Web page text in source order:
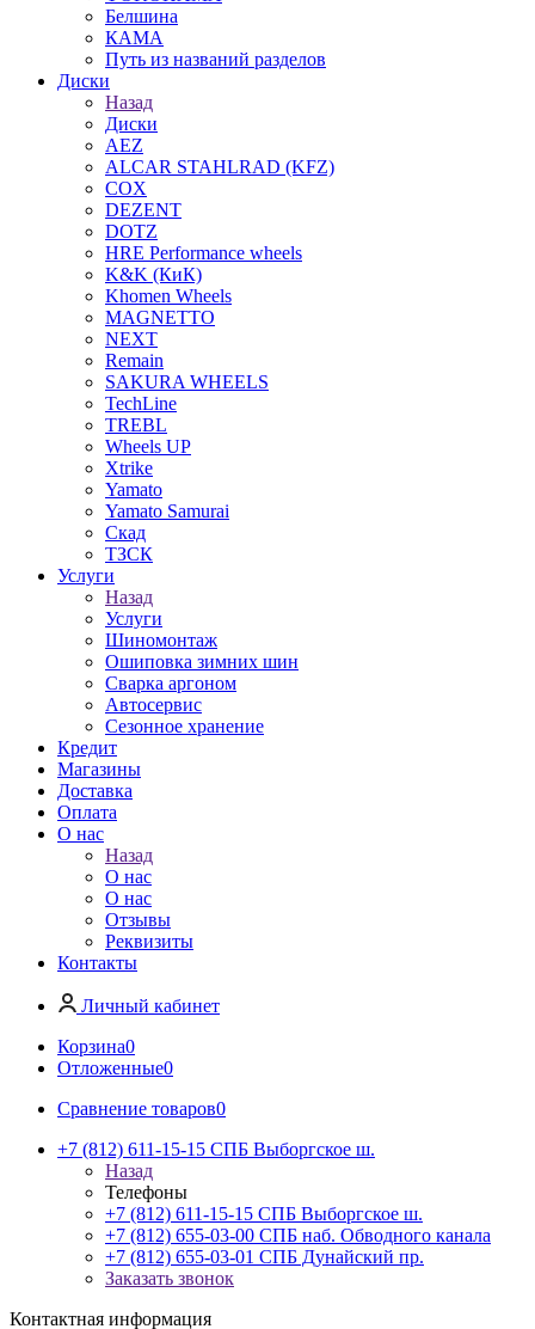
Белшина
КАМА
Путь из названий разделов
Диски
Назад
Диски
AEZ
ALCAR STAHLRAD (KFZ)
COX
DEZENT
DOTZ
HRE Performance wheels
K&K (КиК)
Khomen Wheels
MAGNETTO
NEXT
Remain
SAKURA WHEELS
TechLine
TREBL
Wheels UP
Xtrike
Yamato
Yamato Samurai
Скад
ТЗСК
Услуги
Назад
Услуги
Шиномонтаж
Ошиповка зимних шин
Сварка аргоном
Автосервис
Сезонное хранение
Кредит
Магазины
Доставка
Оплата
О нас
Назад
О нас
О нас
Отзывы
Реквизиты
Контакты
Личный кабинет
Корзина0
Отложенные0
Сравнение товаров0
+7 (812) 611-15-15 СПБ Выборгское ш.
Назад
Телефоны
+7 (812) 611-15-15 СПБ Выборгское ш.
+7 (812) 655-03-00 СПБ наб. Обводного канала
+7 (812) 655-03-01 СПБ Дунайский пр.
Заказать звонок
Контактная информация